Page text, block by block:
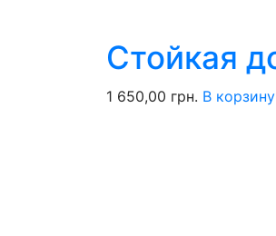
Стойкая
1 650,00 грн. В корзину